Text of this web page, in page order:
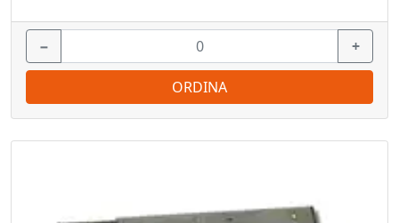
− +
ORDINA